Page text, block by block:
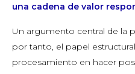
una cadena de valor
Un argumento central de la
por tanto, el papel
procesamiento en hacer